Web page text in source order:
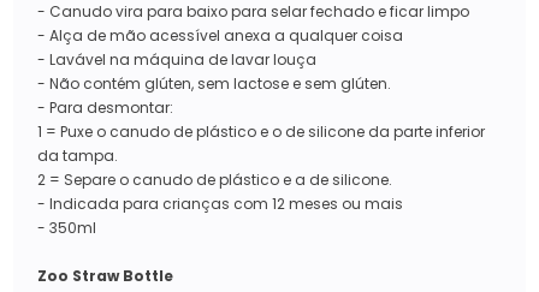
- Canudo vira para baixo para selar fechado e ficar limpo
- Alça de mão acessível anexa a qualquer coisa
- Lavável na máquina de lavar louça
- Não contém glúten, sem lactose e sem glúten.
- Para desmontar:
1 = Puxe o canudo de plástico e o de silicone da parte inferior
da tampa.
2 = Separe o canudo de plástico e a de silicone.
- Indicada para crianças com 12 meses ou mais
- 350ml
Zoo Straw Bottle